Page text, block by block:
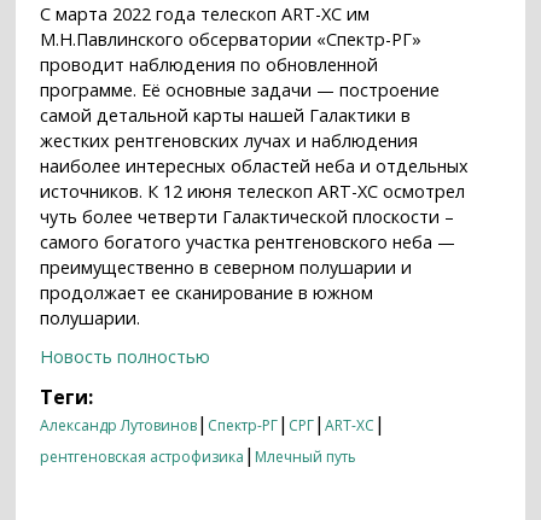
C марта 2022 года телескоп ART-XC им
М.Н.Павлинского обсерватории «Спектр-РГ»
проводит наблюдения по обновленной
программе. Её основные задачи — построение
самой детальной карты нашей Галактики в
жестких рентгеновских лучах и наблюдения
наиболее интересных областей неба и отдельных
источников. К 12 июня телескоп ART-XC осмотрел
чуть более четверти Галактической плоскости –
самого богатого участка рентгеновского неба —
преимущественно в северном полушарии и
продолжает ее сканирование в южном
полушарии.
Новость полностью
Теги:
Александр Лутовинов| Спектр-РГ| СРГ|ART-XC |
рентгеновская астрофизика | Млечный путь